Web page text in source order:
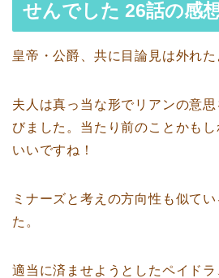
せんでした 26話の感
皇帝・公爵、共に目論見は外れた
夫人は真っ当な形でリアンの意
びました。当たり前のことかも
いいですね！
ミナーズと考えの方向性も似て
た。
適当に済ませようとしたペイド